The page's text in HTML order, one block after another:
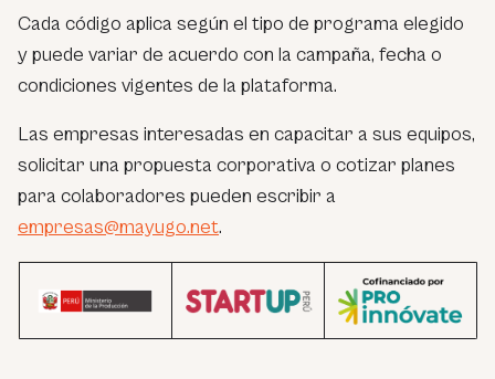
Cada código aplica según el tipo de programa elegido
y puede variar de acuerdo con la campaña, fecha o
condiciones vigentes de la plataforma.
Las empresas interesadas en capacitar a sus equipos,
solicitar una propuesta corporativa o cotizar planes
para colaboradores pueden escribir a
empresas@mayugo.net.